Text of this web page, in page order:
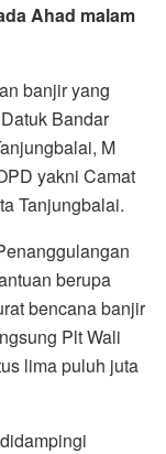
Ahad malam
banjir yang
Bandar
M
yakni Camat
Tanjungbalai.
berupa
bencana banjir
Plt Wali
lima puluh juta